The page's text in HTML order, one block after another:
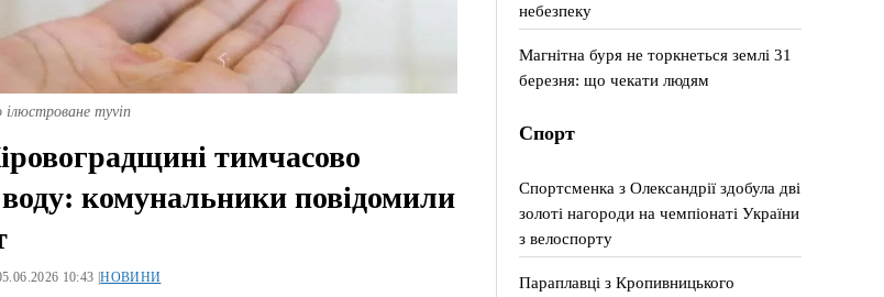
myvin
тимчасово
комунальники повідомили
10:43 |НОВИНИ
небезпеку
Магнітна буря не торкнеться землі 31
березня: що чекати людям
Спорт
Спортсменка з Олександрії здобула дві
золоті нагороди на чемпіонаті України
з велоспорту
Параплавці з Кропивницького